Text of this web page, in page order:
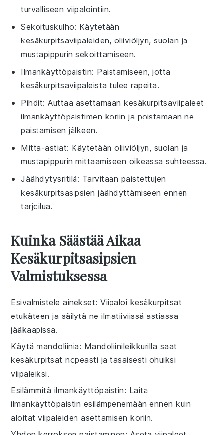
turvalliseen viipalointiin.
Sekoituskulho: Käytetään
kesäkurpitsaviipaleiden, oliiviöljyn, suolan ja
mustapippurin sekoittamiseen.
Ilmankäyttöpaistin: Paistamiseen, jotta
kesäkurpitsaviipaleista tulee rapeita.
Pihdit: Auttaa asettamaan kesäkurpitsaviipaleet
ilmankäyttöpaistimen koriin ja poistamaan ne
paistamisen jälkeen.
Mitta-astiat: Käytetään oliiviöljyn, suolan ja
mustapippurin mittaamiseen oikeassa suhteessa.
Jäähdytysritilä: Tarvitaan paistettujen
kesäkurpitsasipsien jäähdyttämiseen ennen
tarjoilua.
Kuinka Säästää Aikaa
Kesäkurpitsasipsien
Valmistuksessa
Esivalmistele ainekset: Viipaloi kesäkurpitsat
etukäteen ja säilytä ne ilmatiiviissä astiassa
jääkaapissa.
Käytä mandoliinia: Mandoliinileikkurilla saat
kesäkurpitsat nopeasti ja tasaisesti ohuiksi
viipaleiksi.
Esilämmitä ilmankäyttöpaistin: Laita
ilmankäyttöpaistin esilämpenemään ennen kuin
aloitat viipaleiden asettamisen koriin.